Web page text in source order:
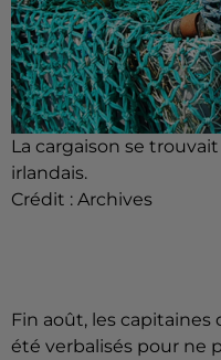
La cargaison se
irlandais.
Crédit : Archives
Fin août, les
été verbalisés pour ne